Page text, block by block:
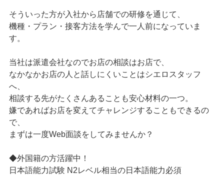
そういった方が入社から店舗での研修を通じて、
機種・プラン・接客方法を学んで一人前になっていま
す。
当社は派遣会社なのでお店の相談はお店で、
なかなかお店の人と話しにくいことはシエロスタッフ
へ、
相談する先がたくさんあることも安心材料の一つ。
嫌であればお店を変えてチャレンジすることもできるの
で、
まずは一度Web面談をしてみませんか？
◆外国籍の方活躍中！
日本語能力試験 N2レベル相当の日本語能力必須